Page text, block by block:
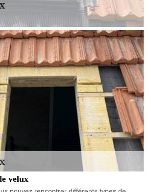
velux